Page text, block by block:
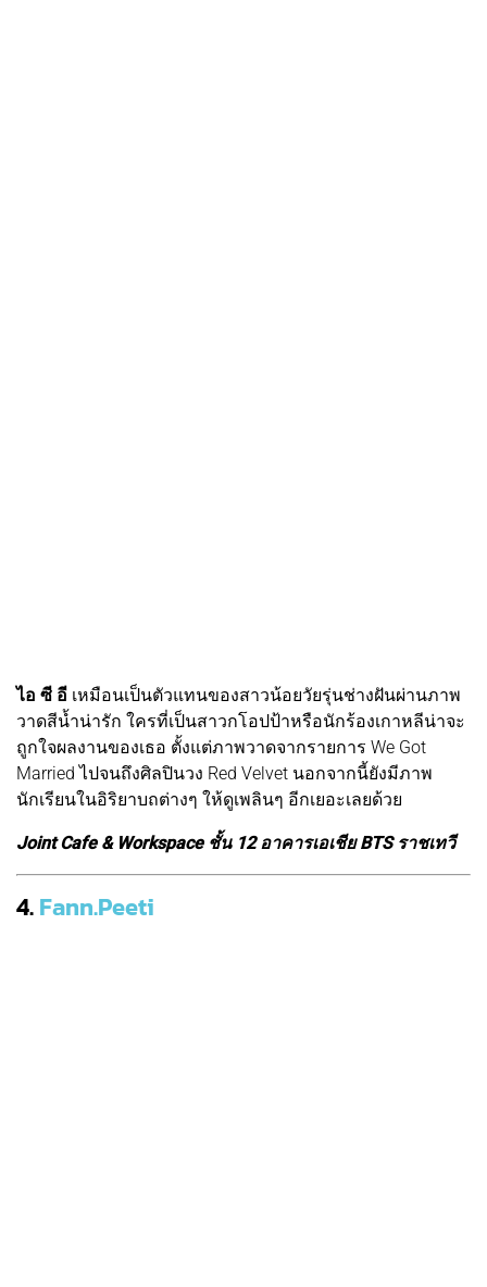
ไอ ซี อี เหมือนเป็นตัวแทนของสาวน้อยวัยรุ่นช่างฝันผ่านภาพ
วาดสีน้ำน่ารัก ใครที่เป็นสาวกโอปป้าหรือนักร้องเกาหลีน่าจะ
ถูกใจผลงานของเธอ ตั้งแต่ภาพวาดจากรายการ We Got
Married ไปจนถึงศิลปินวง Red Velvet นอกจากนี้ยังมีภาพ
นักเรียนในอิริยาบถต่างๆ ให้ดูเพลินๆ อีกเยอะเลยด้วย
Joint Cafe & Workspace ชั้น 12 อาคารเอเชีย BTS ราชเทวี
4.Fann.Peeti